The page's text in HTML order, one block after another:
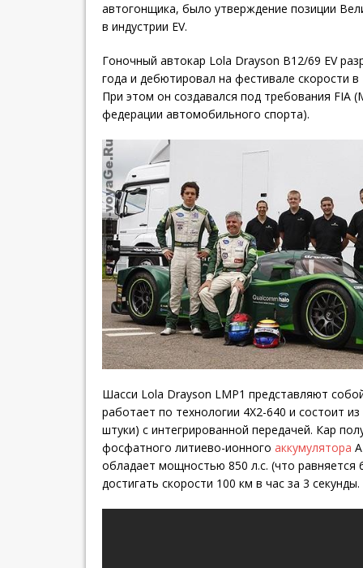
автогонщика, было утверждение позиции
в индустрии EV.
Гоночный автокар Lola Drayson B12/69 EV
года и дебютировал на фестивале скорости в
При этом он создавался под требования FIA
федерации автомобильного спорта).
Шасси Lola Drayson LMP1 представляют
работает по технологии 4X2-640 и состоит
штуки) с интегрированной передачей. Кар
фосфатного литиево-ионного аккумулятора
обладает мощностью 850 л.с. (что равняется
достигать скорости 100 км в час за 3 секунды.